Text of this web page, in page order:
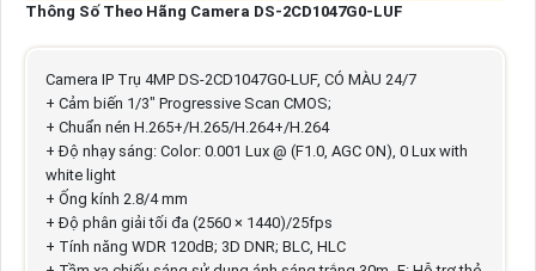
Thông Số Theo Hãng Camera DS-2CD1047G0-LUF
Camera IP Trụ 4MP DS-2CD1047G0-LUF, CÓ MÀU 24/7
+ Cảm biến 1/3" Progressive Scan CMOS;
+ Chuẩn nén H.265+/H.265/H.264+/H.264
+ Độ nhạy sáng: Color: 0.001 Lux @ (F1.0, AGC ON), 0 Lux with
white light
+ Ống kính 2.8/4 mm
+ Độ phân giải tối đa (2560 × 1440)/25fps
+ Tính năng WDR 120dB; 3D DNR; BLC, HLC